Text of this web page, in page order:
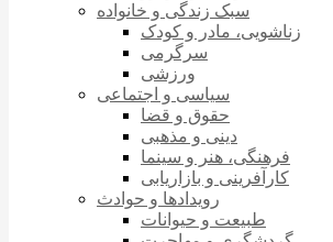
سبک زندگی و خانواده
زناشویی، مادر و کودک
سرگرمی
ورزشی
سیاسی و اجتماعی
حقوق و قضا
دینی و مذهبی
فرهنگی، هنر و سینما
کارآفرینی و بازاریابی
رویدادها و حوادث
طبیعت و حیوانات